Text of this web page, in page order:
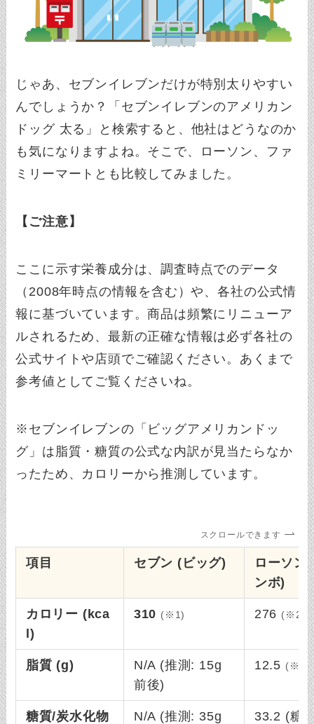
じゃあ、セブンイレブンだけが特別太りやすい
んでしょうか？「セブンイレブンのアメリカン
ドッグ 太る」と検索すると、他社はどうなのか
も気になりますよね。そこで、ローソン、ファ
ミリーマートとも比較してみました。
【ご注意】
ここに示す栄養成分は、調査時点でのデータ
（2008年時点の情報を含む）や、各社の公式情
報に基づいています。商品は頻繁にリニューア
ルされるため、最新の正確な情報は必ず各社の
公式サイトや店頭でご確認ください。あくまで
参考値としてご覧くださいね。
※セブンイレブンの「ビッグアメリカンドッ
グ」は脂質・糖質の公式な内訳が見当たらなか
ったため、カロリーから推測しています。
スクロールできます
項目 セブン (ビッグ)
ローソン
ンボ)
カロリー (kca
l)
310 (※1) 276 (※2)
脂質 (g)
N/A (推測: 15g
前後)
12.5 (※2)
糖質/炭水化物
N/A (推測: 35g
33.2 (糖